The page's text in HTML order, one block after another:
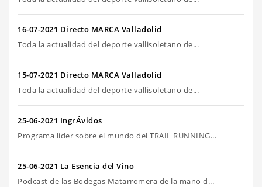
16-07-2021 Directo MARCA Valladolid
Toda la actualidad del deporte vallisoletano de...
15-07-2021 Directo MARCA Valladolid
Toda la actualidad del deporte vallisoletano de...
25-06-2021 IngrÁvidos
Programa líder sobre el mundo del TRAIL RUNNING...
25-06-2021 La Esencia del Vino
Podcast de las Bodegas Matarromera de la mano d...